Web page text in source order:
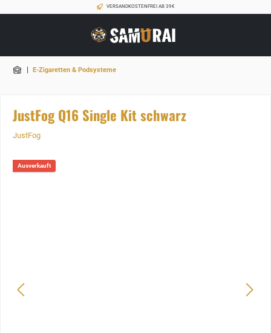
VERSANDKOSTENFREI AB 39€
| E-Zigaretten & Podsysteme
JustFog Q16 Single Kit schwarz
JustFog
Ausverkauft